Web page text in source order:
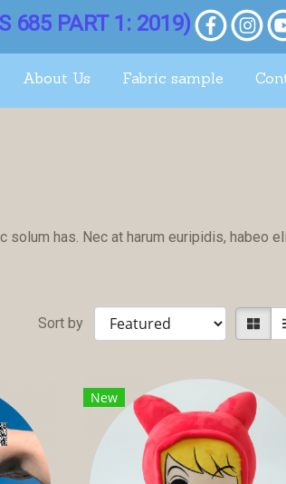
685 PART 1: 2019)
About Us Fabric sample
has. Nec at harum euripidis, habeo
Sort by
New